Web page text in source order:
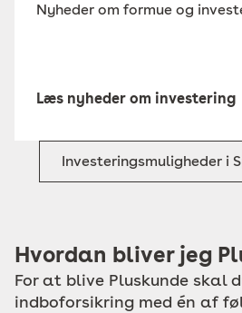
Nyheder om formue og
Læs nyheder om investering
Investeringsmuligheder i
Hvordan bliver jeg
For at blive Pluskunde skal
indboforsikring med én af